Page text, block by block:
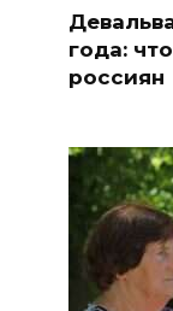
года:
россиян